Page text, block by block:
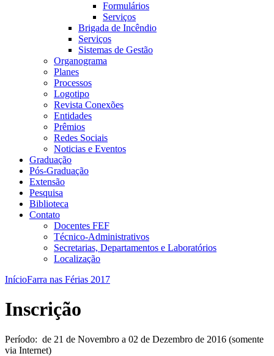
Formulários
Serviços
Brigada de Incêndio
Serviços
Sistemas de Gestão
Organograma
Planes
Processos
Logotipo
Revista Conexões
Entidades
Prêmios
Redes Sociais
Noticias e Eventos
Graduação
Pós-Graduação
Extensão
Pesquisa
Biblioteca
Contato
Docentes FEF
Técnico-Administrativos
Secretarias, Departamentos e Laboratórios
Localização
InícioFarra nas Férias 2017
Inscrição
Período: de 21 de Novembro a 02 de Dezembro de 2016 (somente
via Internet)